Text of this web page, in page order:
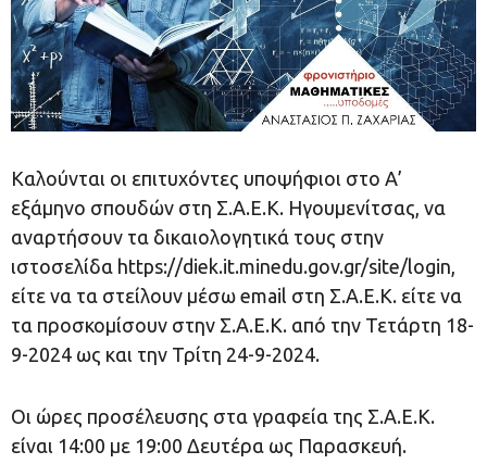
Καλούνται οι επιτυχόντες υποψήφιοι στο Α’
εξάμηνο σπουδών στη Σ.Α.Ε.Κ. Ηγουμενίτσας, να
αναρτήσουν τα δικαιολογητικά τους στην
ιστοσελίδα https://diek.it.minedu.gov.gr/site/login,
είτε να τα στείλουν μέσω email στη Σ.Α.Ε.Κ. είτε να
τα προσκομίσουν στην Σ.Α.Ε.Κ. από την Τετάρτη 18-
9-2024 ως και την Τρίτη 24-9-2024.
Οι ώρες προσέλευσης στα γραφεία της Σ.Α.Ε.Κ.
είναι 14:00 με 19:00 Δευτέρα ως Παρασκευή.